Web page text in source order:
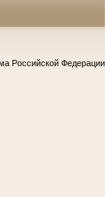
Российской